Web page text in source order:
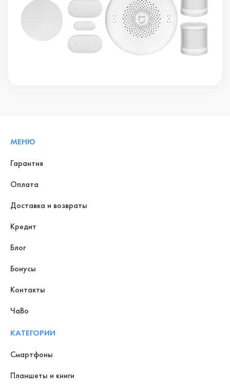
МЕНЮ
Гарантия
Оплата
Доставка и возвраты
Кредит
Блог
Бонусы
Контакты
ЧаВо
КАТЕГОРИИ
Смартфоны
Планшеты и книги